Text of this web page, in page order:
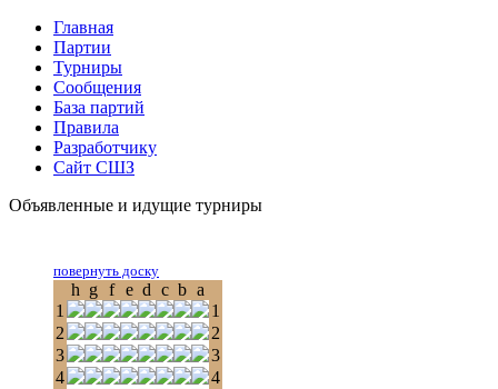
Главная
Партии
Турниры
Сообщения
База партий
Правила
Разработчику
Сайт СШЗ
Объявленные и идущие турниры
повернуть доску
h g f e d c b a
1
1
2
2
3
3
4
4